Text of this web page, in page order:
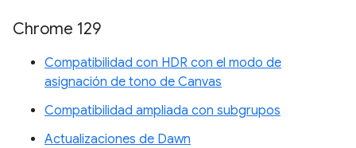
Chrome 129
Compatibilidad con HDR con el modo de
asignación de tono de Canvas
Compatibilidad ampliada con subgrupos
Actualizaciones de Dawn